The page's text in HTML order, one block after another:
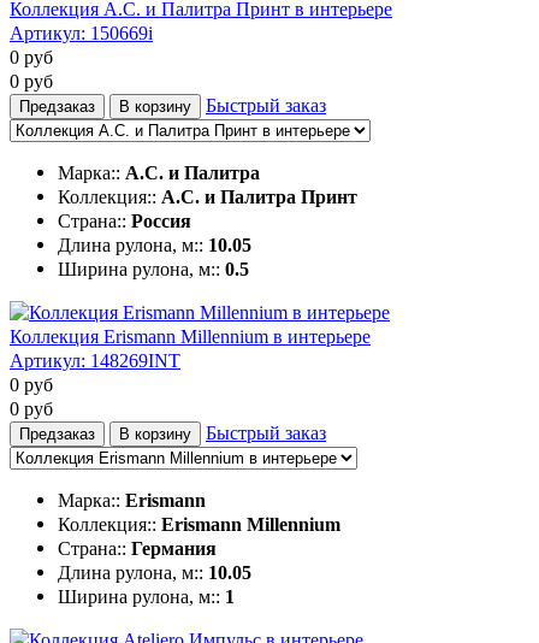
Коллекция А.С. и Палитра Принт в интерьере
Артикул: 150669i
0 руб
0 руб
Предзаказ В корзину Быстрый заказ
Марка:: А.С. и Палитра
Коллекция:: А.С. и Палитра Принт
Страна:: Россия
Длина рулона, м:: 10.05
Ширина рулона, м:: 0.5
Коллекция Erismann Millennium в интерьере
Артикул: 148269INT
0 руб
0 руб
Предзаказ В корзину Быстрый заказ
Марка:: Erismann
Коллекция:: Erismann Millennium
Страна:: Германия
Длина рулона, м:: 10.05
Ширина рулона, м:: 1